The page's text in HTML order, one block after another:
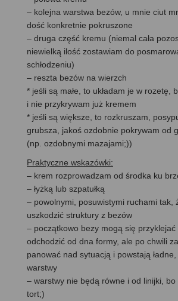
– kolejna warstwa bezów, u mnie ciut
dość konkretnie pokruszone
– druga część kremu (niemal cała
niewielką ilość zostawiam do
schłodzeniu)
– reszta bezów na wierzch
* jeśli są małe, to układam je w rozetę,
i nie przykrywam już kremem
* jeśli są większe, to rozkruszam,
grubsza, jakoś ozdobnie pokrywam od
(np. ozdobnymi mazajami;))
Praktyczne wskazówki:
– krem rozprowadzam od środka ku
– łyżką lub szpatułką
– powolnymi, posuwistymi ruchami tak,
uszkodzić struktury z bezów
– początkowo bezy mogą się przyklejać
odchodzić od dna formy, ale po chwili
panować nad sytuacją i powstają
warstwy
– warstwy nie będą równe i od linijki,
tort;)